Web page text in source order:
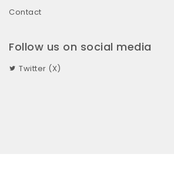
Contact
Follow us on social media
Twitter (X)